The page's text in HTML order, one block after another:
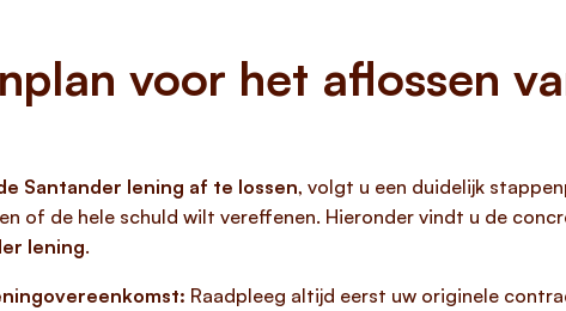
voor het aflossen
Santander lening af te lossen, volgt u een duidelijk
of de hele schuld wilt vereffenen. Hieronder vindt u de
lening.
Raadpleeg altijd eerst uw originele